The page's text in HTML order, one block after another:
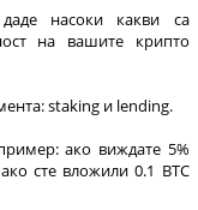
насоки какви са
на вашите крипто
staking и lending.
ако виждате 5%
сте вложили 0.1 BTC